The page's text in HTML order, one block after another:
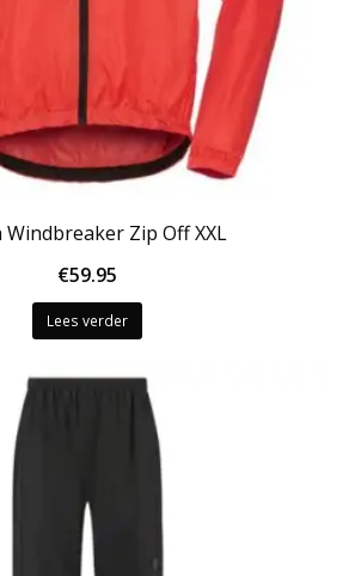
Windbreaker Zip Off XXL
€59.95
Lees verder